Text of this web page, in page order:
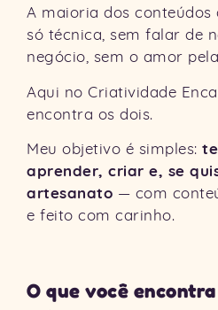
A maioria dos
só técnica, sem falar de
negócio, sem o amor
Aqui no Criatividade
encontra os dois.
Meu objetivo é simples:
aprender, criar e, se
artesanato — com
e feito com carinho.
O que você